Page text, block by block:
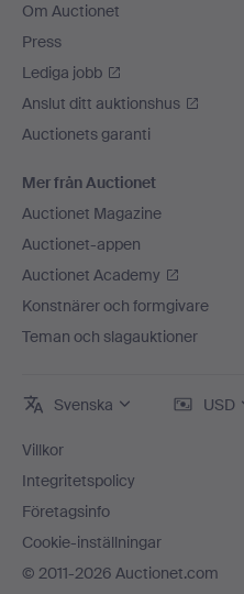
Om Auctionet
Press
Lediga jobb
Anslut ditt auktionshus
Auctionets garanti
Mer från Auctionet
Auctionet Magazine
Auctionet-appen
Auctionet Academy
Konstnärer och formgivare
Teman och slagauktioner
Svenska USD
Villkor
Integritetspolicy
Företagsinfo
Cookie-inställningar
© 2011-2026 Auctionet.com